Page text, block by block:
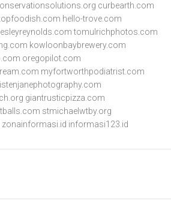
curbearth.com
hello-trove.com
lesleyreynolds.com tomulrichphotos.com
kowloonbaybrewery.com
oregopilot.com
myfortworthpodiatrist.com
giantrusticpizza.com
stmichaelwtby.org
zonainformasi.id informasi123.id